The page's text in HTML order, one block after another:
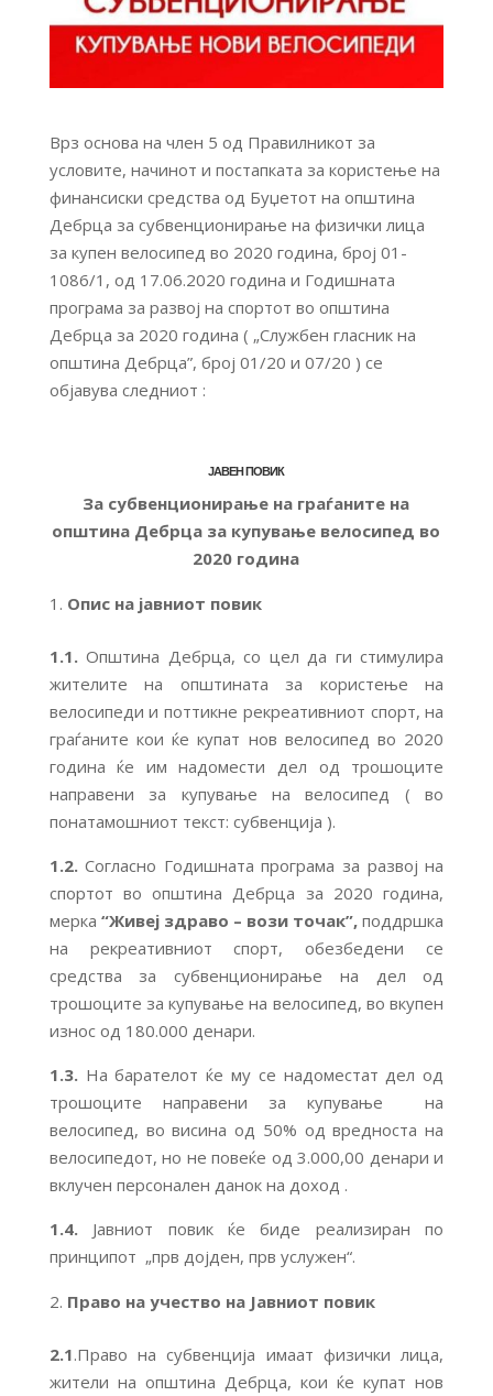
Врз основа на член 5 од Правилникот за
условите, начинот и постапката за користење на
финансиски средства од Буџетот на општина
Дебрца за субвенционирање на физички лица
за купен велосипед во 2020 година, број 01-
1086/1, од 17.06.2020 година и Годишната
програма за развој на спортот во општина
Дебрца за 2020 година ( „Службен гласник на
општина Дебрца”, број 01/20 и 07/20 ) се
објавува следниот :
ЈАВЕН ПОВИК
За субвенционирање на граѓаните на
општина Дебрца за купување велосипед во
2020 година
Опис на јавниот повик
1.1.Општина Дебрца, со цел да ги стимулира
жителите на општината за користење на
велосипеди и поттикне рекреативниот спорт, на
граѓаните кои ќе купат нов велосипед во 2020
година ќе им надомести дел од трошоците
направени за купување на велосипед ( во
понатамошниот текст: субвенција ).
1.2.Согласно Годишната програма за развој на
спортот во општина Дебрца за 2020 година,
мерка “Живеј здраво – вози точак”,поддршка
на рекреативниот спорт, обезбедени се
средства за субвенционирање на дел од
трошоците за купување на велосипед, во вкупен
износ од 180.000 денари.
1.3.На барателот ќе му се надоместат дел од
трошоците направени за купување на
велосипед, во висина од 50% од вредноста на
велосипедот, но не повеќе од 3.000,00 денари и
вклучен персонален данок на доход .
1.4.Јавниот повик ќе биде реализиран по
принципот „прв дојден, прв услужен“.
Право на учество на Јавниот повик
2.1.Право на субвенција имаат физички лица,
жители на општина Дебрца, кои ќе купат нов